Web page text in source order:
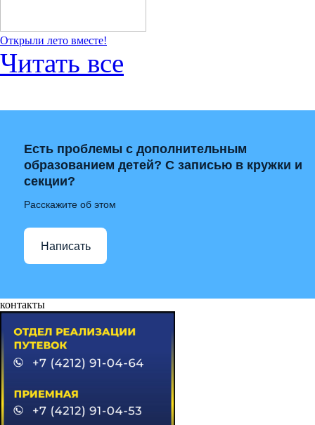
Открыли лето вместе!
Читать все
Есть проблемы с дополнительным
образованием детей? С записью в кружки и
секции?
Расскажите об этом
Написать
контакты